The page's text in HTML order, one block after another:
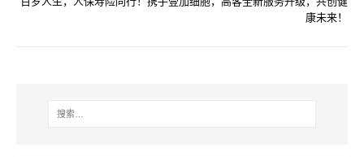
康未来！